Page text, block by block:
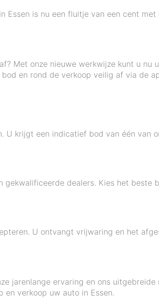
Essen is nu een fluitje van een cent
Met onze nieuwe werkwijze kunt u nu
en rond de verkoop veilig af via de
krijgt een indicatief bod van één van
dealers. Kies het beste
U ontvangt vrijwaring en het
jarenlange ervaring en ons uitgebreide
verkoop uw auto in Essen.